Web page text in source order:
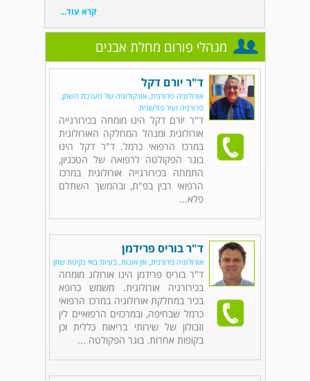
קרא עוד...
מנהלי פורום מחלת אבנים
ד"ר יורם דקל
אורולוגיה כירורגית, אונקולוגיה של מערכת השתן,
כירורגיה זעיר פולשנית
ד"ר יורם דקל הינו מומחה בכירורגייה
אורולוגית ומנהל המחלקה האורולוגית
במרכז הרפואי כרמל. ד"ר דקל הינו
בוגר הפקולטה לרפואה של הטכניון,
התמחה בכירורגייה אורולוגית במרכז
הרפואי רבין בפ"ת, ובהמשך השתלם
פלא...
ד"ר בוריס פרידמן
אורולוגיה כירורגית, אין אונות, בעיות באי נקיטת שתן
ד"ר בוריס פרידמן הינו אורולוג מומחה
בכירורגיה אורולוגית. משמש כרופא
בכיר במחלקת אורולוגיה במרכז הרפואי
כרמל שבחיפה, ובמרכזים הרפואיים לין
וזבולון של שירותי בריאות כללית וכן
בקופות אחרות. בוגר הפקולטה ...